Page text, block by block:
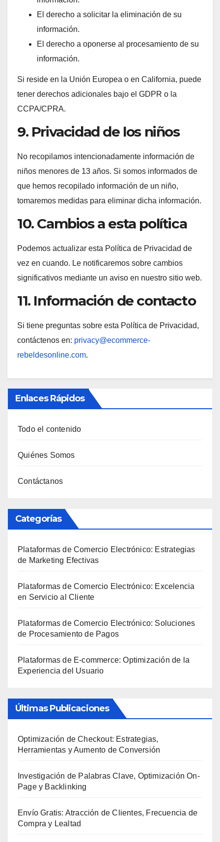
El derecho a solicitar la eliminación de su
información.
El derecho a oponerse al procesamiento de su
información.
Si reside en la Unión Europea o en California, puede
tener derechos adicionales bajo el GDPR o la
CCPA/CPRA.
9. Privacidad de los niños
No recopilamos intencionadamente información de
niños menores de 13 años. Si somos informados de
que hemos recopilado información de un niño,
tomaremos medidas para eliminar dicha información.
10. Cambios a esta política
Podemos actualizar esta Política de Privacidad de
vez en cuando. Le notificaremos sobre cambios
significativos mediante un aviso en nuestro sitio web.
11. Información de contacto
Si tiene preguntas sobre esta Política de Privacidad,
contáctenos en: privacy@ecommerce-
rebeldesonline.com.
Enlaces Rápidos
Todo el contenido
Quiénes Somos
Contáctanos
Categorías
Plataformas de Comercio Electrónico: Estrategias
de Marketing Efectivas
Plataformas de Comercio Electrónico: Excelencia
en Servicio al Cliente
Plataformas de Comercio Electrónico: Soluciones
de Procesamiento de Pagos
Plataformas de E-commerce: Optimización de la
Experiencia del Usuario
Últimas Publicaciones
Optimización de Checkout: Estrategias,
Herramientas y Aumento de Conversión
Investigación de Palabras Clave, Optimización On-
Page y Backlinking
Envío Gratis: Atracción de Clientes, Frecuencia de
Compra y Lealtad